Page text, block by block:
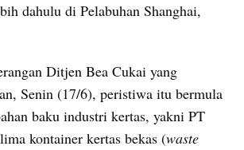
dahulu di Pelabuhan Shanghai,
Ditjen Bea Cukai yang
Senin (17/6), peristiwa itu bermula
baku industri kertas, yakni PT
kontainer kertas bekas (waste